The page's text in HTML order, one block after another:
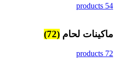
54 products
ماكينات لحام (72)
72 products